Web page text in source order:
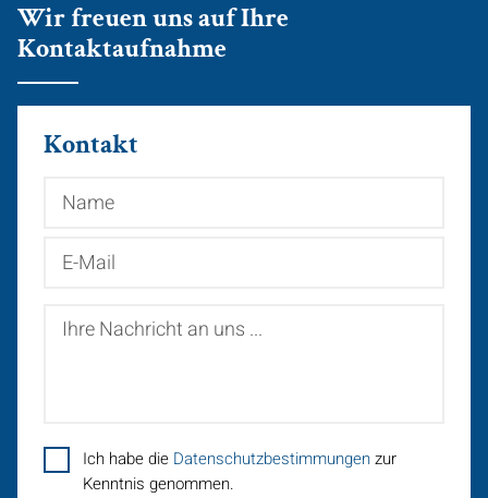
Wir freuen uns auf Ihre
Kontaktaufnahme
Kontakt
Mail
Nachricht
Ich habe die Datenschutzbestimmungenzur
Kenntnis genommen.